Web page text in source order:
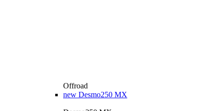
Offroad
new Desmo250 MX